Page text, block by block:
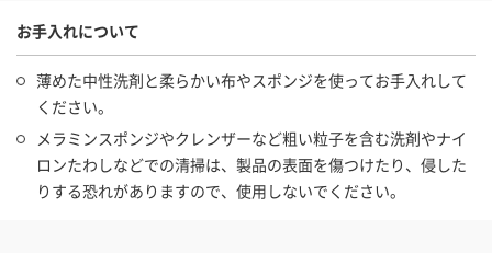
お手入れについて
薄めた中性洗剤と柔らかい布やスポンジを使ってお手入れして
ください。
メラミンスポンジやクレンザーなど粗い粒子を含む洗剤やナイ
ロンたわしなどでの清掃は、製品の表面を傷つけたり、侵した
りする恐れがありますので、使用しないでください。